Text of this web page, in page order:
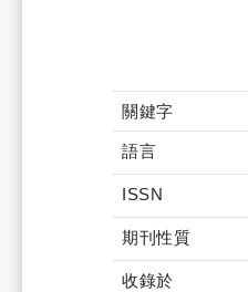
關鍵字
語言
ISSN
期刊性質
收錄於